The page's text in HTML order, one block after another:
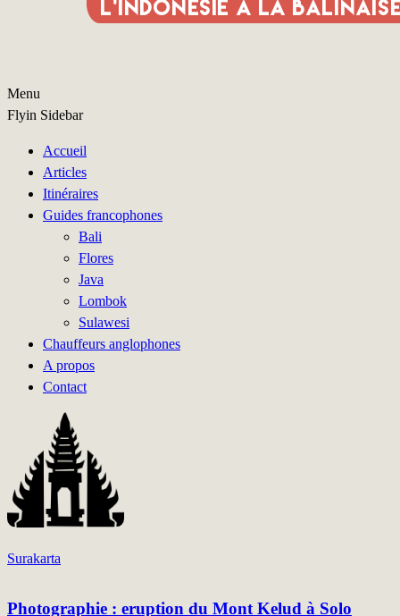
Menu
Flyin Sidebar
Accueil
Articles
Itinéraires
Guides francophones
Bali
Flores
Java
Lombok
Sulawesi
Chauffeurs anglophones
A propos
Contact
Surakarta
Photographie : eruption du Mont Kelud à Solo